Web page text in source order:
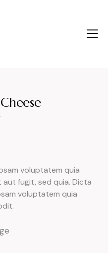
voluptatem quia
fugit, sed quia. Dicta
voluptatem quia